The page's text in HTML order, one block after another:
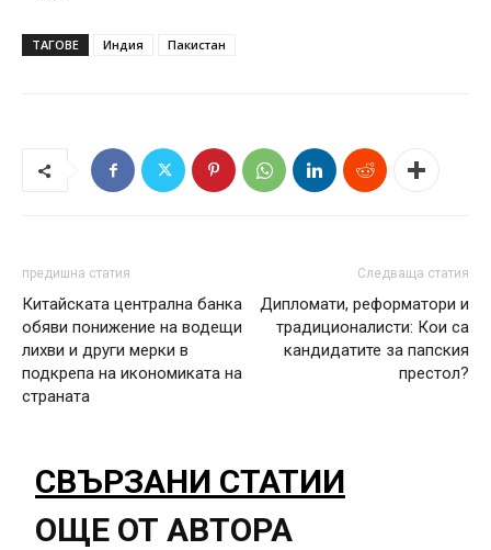
ТАГОВЕ Индия Пакистан
предишна статия
Китайската централна банка
обяви понижение на водещи
лихви и други мерки в
подкрепа на икономиката на
страната
Следваща статия
Дипломати, реформатори и
традиционалисти: Кои са
кандидатите за папския
престол?
СВЪРЗАНИ СТАТИИ
ОЩЕ ОТ АВТОРА